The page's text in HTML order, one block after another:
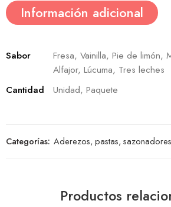
Información adicional
Sabor
Fresa, Vainilla, Pie de limón,
Alfajor, Lúcuma, Tres leches
Cantidad
Unidad, Paquete
Categorías: Aderezos, pastas,
Productos